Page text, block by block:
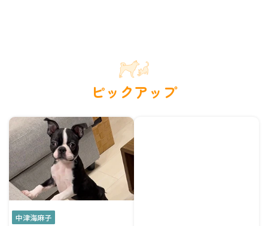
ピックアップ
中津海麻子